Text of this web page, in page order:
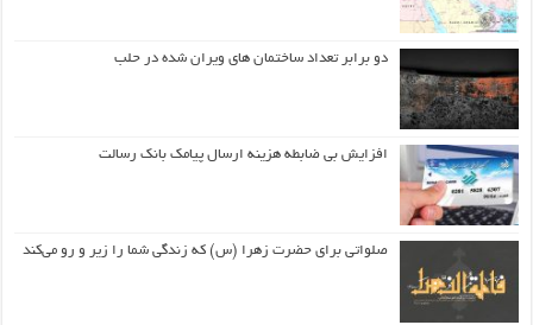
دو برابر تعداد ساختمان های ویران شده در حلب
افزایش بی ضابطه هزینه ارسال پیامک بانک رسالت
صلواتی برای حضرت زهرا (س) که زندگی شما را زیر و رو می‌کند